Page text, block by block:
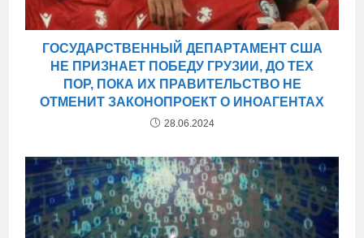
ГОСУДАРСТВЕННЫЙ ДЕПАРТАМЕНТ США
НЕ ПРИЗНАЕТ ПОБЕДУ ГРУЗИИ, ДО ТЕХ
ПОР, ПОКА ИХ ПРАВИТЕЛЬСТВО НЕ
ОТМЕНИТ ЗАКОНОПРОЕКТ О ИНОАГЕНТАХ
28.06.2024